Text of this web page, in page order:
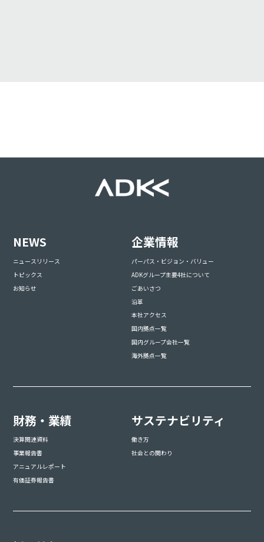
NEWS
ニュースリリース
トピックス
お知らせ
企業情報
パーパス・ビジョン・バリュー
ADKグループ主要4社について
ごあいさつ
沿革
本社アクセス
国内拠点一覧
国内グループ会社一覧
海外拠点一覧
財務・業績
決算関連資料
事業報告書
アニュアルレポート
有価証券報告書
サステナビリティ
働き方
社会との関わり